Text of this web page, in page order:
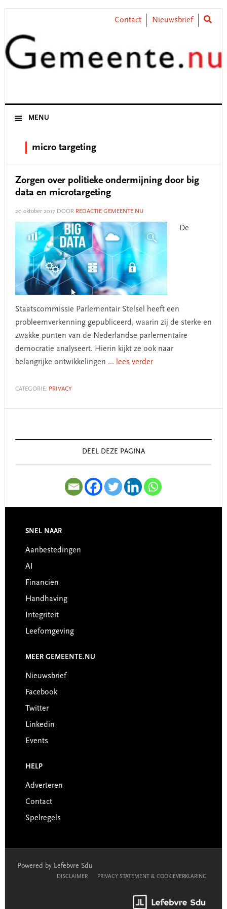
Skip
primary
navigation
Skip
content
Skip
primary
sidebar
Skip
footer
Contact Nieuwsbrief
MENU
micro targeting
Zorgen over politieke ondermijning door big
data en microtargeting
20 oktober 2017 DOOR REDACTIE GEMEENTE.NU
De
Staatscommissie Parlementair Stelsel heeft een
probleemverkenning gepubliceerd, waarin zij de sterke en
zwakke punten van de Nederlandse parlementaire
democratie analyseert. Hierin kijkt ze ook naar
belangrijke ontwikkelingen ... lees verder
CATEGORIE: PRIVACY
Sidebar
DEEL DEZE PAGINA
Footer
SNEL NAAR
Aanbestedingen
AI
Financiën
Handhaving
Integriteit
Leefomgeving
MEER GEMEENTE.NU
Nieuwsbrief
Facebook
Twitter
Linkedin
Events
HELP
Adverteren
Contact
Spelregels
Powered by Lefebvre Sdu
DISCLAIMER PRIVACY STATEMENT & COOKIEVERKLARING